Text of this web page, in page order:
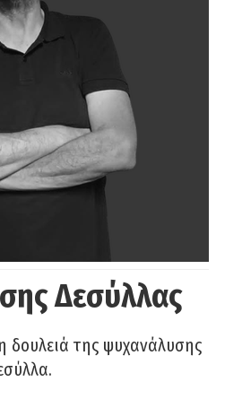
Δεσύλλας
της ψυχανάλυσης